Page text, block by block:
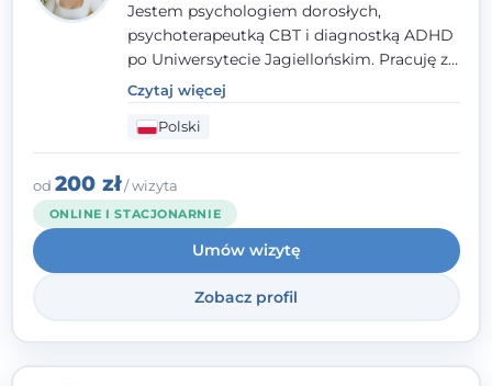
Jestem psychologiem dorosłych,
psychoterapeutką CBT i diagnostką ADHD
po Uniwersytecie Jagiellońskim. Pracuję z
dorosłymi, młodzieżą i dziećmi, opierając
pomoc na zrozumieniu indywidualnych
potrzeb i więzi zbudowanej na zaufaniu.
Terapia to dla mnie bezpieczne miejsce, w
którym poczujesz się wysłuchany i
zrozumiany.
Czytaj więcej
Polski
od 200 zł/ wizyta
ONLINE I STACJONARNIE
Umów wizytę
Zobacz profil